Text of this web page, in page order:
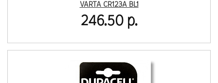
VARTA CR123A BL1
246.50 р.